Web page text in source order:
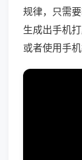
规律，只需
生成出手机
或者使用手